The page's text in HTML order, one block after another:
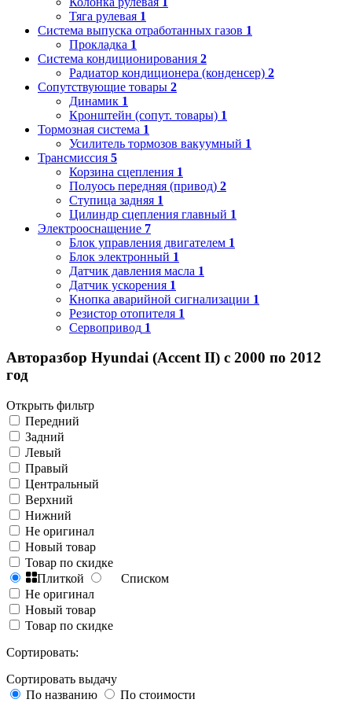
Тяга рулевая 1
Система выпуска отработанных газов 1
Прокладка 1
Система кондиционирования 2
Радиатор кондиционера (конденсер) 2
Сопутствующие товары 2
Динамик 1
Кронштейн (сопут. товары) 1
Тормозная система 1
Усилитель тормозов вакуумный 1
Трансмиссия 5
Корзина сцепления 1
Полуось передняя (привод) 2
Ступица задняя 1
Цилиндр сцепления главный 1
Электрооснащение 7
Блок управления двигателем 1
Блок электронный 1
Датчик давления масла 1
Датчик ускорения 1
Кнопка аварийной сигнализации 1
Резистор отопителя 1
Сервопривод 1
Авторазбор Hyundai (Accent II) с 2000 по 2012
год
Открыть фильтр
Передний
Задний
Левый
Правый
Центральный
Верхний
Нижний
Не оригинал
Новый товар
Товар по скидке
Плиткой
Списком
Не оригинал
Новый товар
Товар по скидке
Сортировать:
Сортировать выдачу
По названию
По стоимости